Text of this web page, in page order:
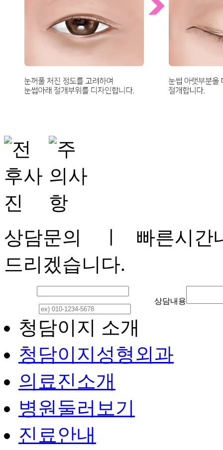
상담문의
ㅣ 빠른시간
드리겠습니다.
상담내용
청담이지 소개
청담이지성형외과
의료진소개
병원둘러보기
진료안내